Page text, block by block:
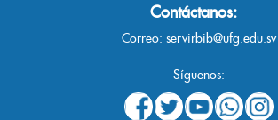
Contáctanos:
Correo: servirbib@ufg.edu.sv
Síguenos: